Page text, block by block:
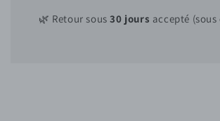
🌿 Retour sous30 jours accepté